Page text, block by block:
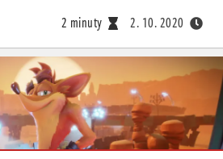
2 minuty 2. 10. 2020